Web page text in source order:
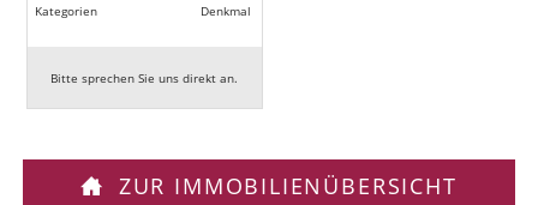
Kategorien
Denkmal
Bitte sprechen Sie uns direkt an.
ZUR IMMOBILIENÜBERSICHT